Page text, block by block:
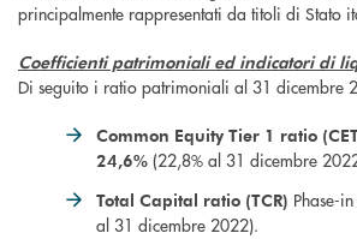
principalmente rappresentati da titoli di Stato
Coefficienti patrimoniali ed indicatori di
Di seguito i ratio patrimoniali al 31 dicembre
Common Equity Tier 1 ratio
24,6% (22,8% al 31 dicembre
Total Capital ratio (TCR) Phase-
al 31 dicembre 2022).